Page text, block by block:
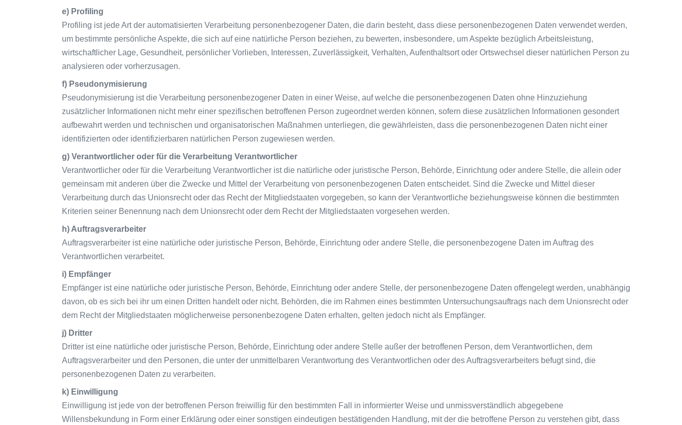
e) Profiling
Profiling ist jede Art der automatisierten Verarbeitung personenbezogener Daten, die darin besteht, dass diese personenbezogenen Daten verwendet werden,
um bestimmte persönliche Aspekte, die sich auf eine natürliche Person beziehen, zu bewerten, insbesondere, um Aspekte bezüglich Arbeitsleistung,
wirtschaftlicher Lage, Gesundheit, persönlicher Vorlieben, Interessen, Zuverlässigkeit, Verhalten, Aufenthaltsort oder Ortswechsel dieser natürlichen Person zu
analysieren oder vorherzusagen.
f) Pseudonymisierung
Pseudonymisierung ist die Verarbeitung personenbezogener Daten in einer Weise, auf welche die personenbezogenen Daten ohne Hinzuziehung
zusätzlicher Informationen nicht mehr einer spezifischen betroffenen Person zugeordnet werden können, sofern diese zusätzlichen Informationen gesondert
aufbewahrt werden und technischen und organisatorischen Maßnahmen unterliegen, die gewährleisten, dass die personenbezogenen Daten nicht einer
identifizierten oder identifizierbaren natürlichen Person zugewiesen werden.
g) Verantwortlicher oder für die Verarbeitung Verantwortlicher
Verantwortlicher oder für die Verarbeitung Verantwortlicher ist die natürliche oder juristische Person, Behörde, Einrichtung oder andere Stelle, die allein oder
gemeinsam mit anderen über die Zwecke und Mittel der Verarbeitung von personenbezogenen Daten entscheidet. Sind die Zwecke und Mittel dieser
Verarbeitung durch das Unionsrecht oder das Recht der Mitgliedstaaten vorgegeben, so kann der Verantwortliche beziehungsweise können die bestimmten
Kriterien seiner Benennung nach dem Unionsrecht oder dem Recht der Mitgliedstaaten vorgesehen werden.
h) Auftragsverarbeiter
Auftragsverarbeiter ist eine natürliche oder juristische Person, Behörde, Einrichtung oder andere Stelle, die personenbezogene Daten im Auftrag des
Verantwortlichen verarbeitet.
i) Empfänger
Empfänger ist eine natürliche oder juristische Person, Behörde, Einrichtung oder andere Stelle, der personenbezogene Daten offengelegt werden, unabhängig
davon, ob es sich bei ihr um einen Dritten handelt oder nicht. Behörden, die im Rahmen eines bestimmten Untersuchungsauftrags nach dem Unionsrecht oder
dem Recht der Mitgliedstaaten möglicherweise personenbezogene Daten erhalten, gelten jedoch nicht als Empfänger.
j) Dritter
Dritter ist eine natürliche oder juristische Person, Behörde, Einrichtung oder andere Stelle außer der betroffenen Person, dem Verantwortlichen, dem
Auftragsverarbeiter und den Personen, die unter der unmittelbaren Verantwortung des Verantwortlichen oder des Auftragsverarbeiters befugt sind, die
personenbezogenen Daten zu verarbeiten.
k) Einwilligung
Einwilligung ist jede von der betroffenen Person freiwillig für den bestimmten Fall in informierter Weise und unmissverständlich abgegebene
Willensbekundung in Form einer Erklärung oder einer sonstigen eindeutigen bestätigenden Handlung, mit der die betroffene Person zu verstehen gibt, dass